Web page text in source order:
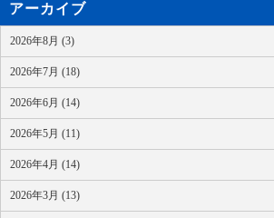
アーカイブ
2026年8月 (3)
2026年7月 (18)
2026年6月 (14)
2026年5月 (11)
2026年4月 (14)
2026年3月 (13)